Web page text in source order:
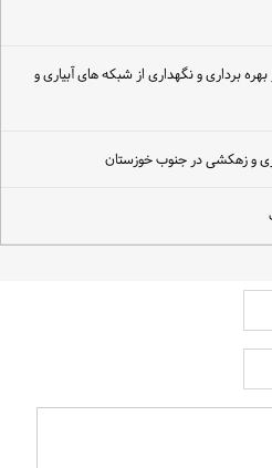
و نگهداری از شبکه های آبیاری و